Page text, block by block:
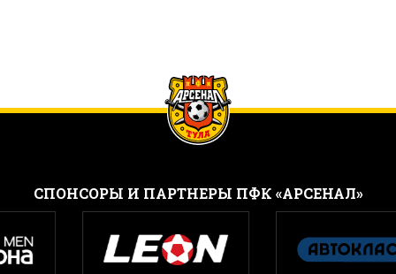
CПОНСОРЫ И ПАРТНЕРЫ ПФК «АРСЕНАЛ»